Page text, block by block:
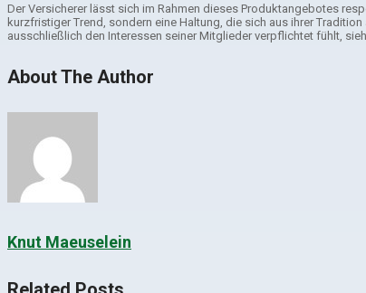
Der Versicherer lässt sich im Rahmen dieses Produktangebotes
kurzfristiger Trend, sondern eine Haltung, die sich aus ihrer
ausschließlich den Interessen seiner Mitglieder verpflichtet fühlt,
About The Author
Knut Maeuselein